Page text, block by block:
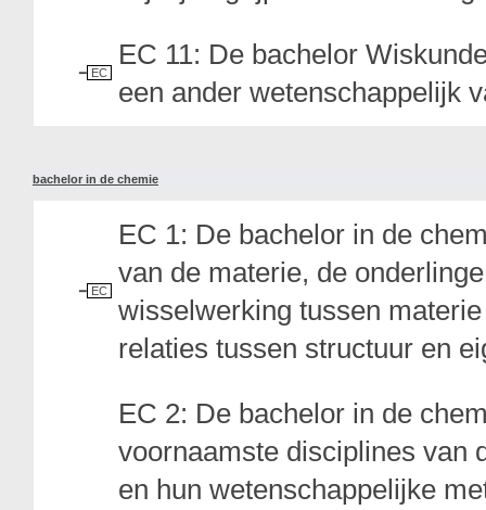
EC
EC 11: De bachelor
een ander wetenschappelijk
bachelor in de chemie
EC
EC 1: De bachelor in de
van de materie, de
wisselwerking tussen
relaties tussen structuur en
EC 2: De bachelor in de
voornaamste disciplines van
en hun wetenschappelijke